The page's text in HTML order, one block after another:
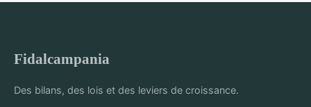
Fidalcampania
Des bilans, des lois et des leviers de croissance.